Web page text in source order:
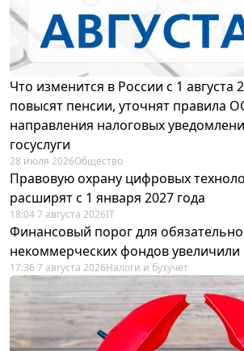
Что изменится в России с 1 августа
повысят пенсии, уточнят правила
направления налоговых
госуслуги
28 июля 2026Общество
Правовую охрану цифровых
расширят с 1 января 2027 года
18:04 7 августа 2026IT
Финансовый порог для
некоммерческих фондов увеличили
17:36 7 августа 2026Налоги и бухучет